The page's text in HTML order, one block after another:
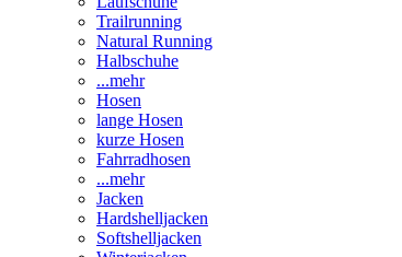
Trailrunning
Natural Running
Halbschuhe
...mehr
Hosen
lange Hosen
kurze Hosen
Fahrradhosen
...mehr
Jacken
Hardshelljacken
Softshelljacken